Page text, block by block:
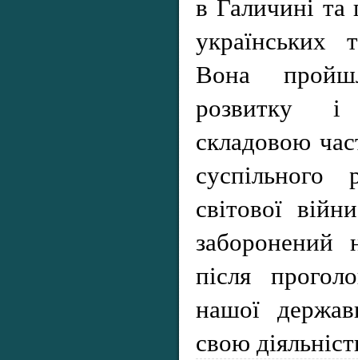
Вона
розвитку
складовою
світової
заборонений
після
нашої
свою